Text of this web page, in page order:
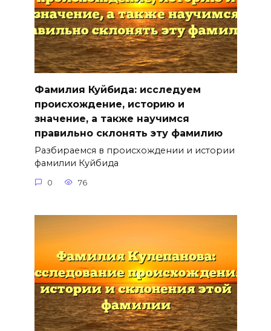
Фамилия Куйбида: исследуем
происхождение, историю и
значение, а также научимся
правильно склонять эту фамилию
Разбираемся в происхождении и истории
фамилии Куйбида
0 76